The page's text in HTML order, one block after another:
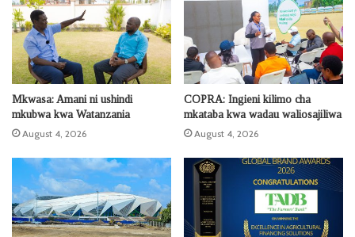
Mkwasa: Amani ni ushindi
mkubwa kwa Watanzania
August 4, 2026
COPRA: Ingieni kilimo cha
mkataba kwa wadau waliosajiliwa
August 4, 2026